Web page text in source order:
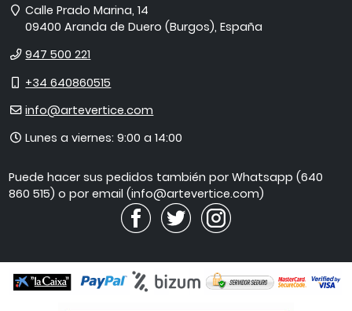
Dirección
Calle Prado Marina, 14
09400 Aranda de Duero (Burgos),España
Teléfono
947 500 221
Móvil
+34 640860515
E-
info@artevertice.com
Horario
atención
Lunes a viernes: 9:00 a 14:00
Puede hacer sus pedidos también por Whatsapp (640
860 515) o por email (info@artevertice.com)